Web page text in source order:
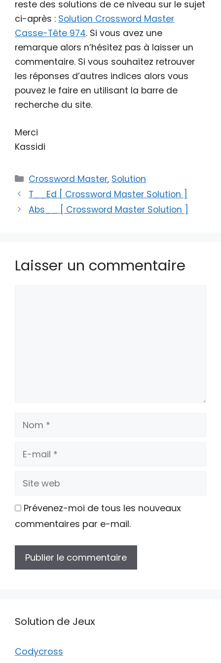
reste des solutions de ce niveau sur le sujet
ci-après : Solution Crossword Master
Casse-Tête 974. Si vous avez une
remarque alors n’hésitez pas à laisser un
commentaire. Si vous souhaitez retrouver
les réponses d’autres indices alors vous
pouvez le faire en utilisant la barre de
recherche du site.
Merci
Kassidi
Catégories
Crossword Master, Solution
T__Ed [ Crossword Master Solution ]
Abs__ [ Crossword Master Solution ]
Laisser un commentaire
Nom
E-
Site
Prévenez-moi de tous les nouveaux
commentaires par e-mail.
Solution de Jeux
Codycross